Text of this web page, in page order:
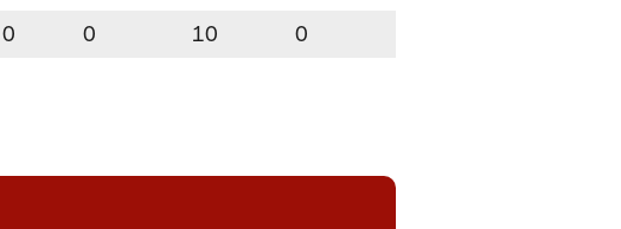
0 0 10 0